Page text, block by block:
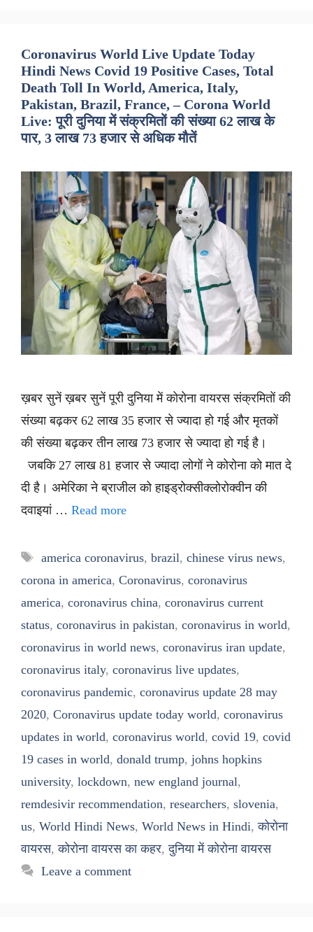
Coronavirus World Live Update Today
Hindi News Covid 19 Positive Cases, Total
Death Toll In World, America, Italy,
Pakistan, Brazil, France, – Corona World
Live: पूरी दुनिया में संक्रमितों की संख्या 62 लाख के
पार, 3 लाख 73 हजार से अधिक मौतें
ख़बर सुनें ख़बर सुनें पूरी दुनिया में कोरोना वायरस संक्रमितों की
संख्या बढ़कर 62 लाख 35 हजार से ज्यादा हो गई और मृतकों
की संख्या बढ़कर तीन लाख 73 हजार से ज्यादा हो गई है।
जबकि 27 लाख 81 हजार से ज्यादा लोगों ने कोरोना को मात दे
दी है। अमेरिका ने ब्राजील को हाइड्रोक्सीक्लोरोक्वीन की
दवाइयां … Read more
Tags
america coronavirus, brazil, chinese virus news,
corona in america, Coronavirus, coronavirus
america, coronavirus china, coronavirus current
status, coronavirus in pakistan, coronavirus in world,
coronavirus in world news, coronavirus iran update,
coronavirus italy, coronavirus live updates,
coronavirus pandemic, coronavirus update 28 may
2020, Coronavirus update today world, coronavirus
updates in world, coronavirus world, covid 19, covid
19 cases in world, donald trump, johns hopkins
university, lockdown, new england journal,
remdesivir recommendation, researchers, slovenia,
us, World Hindi News, World News in Hindi,कोरोना
वायरस,कोरोना वायरस का कहर,दुनिया में कोरोना वायरस
Leave a comment